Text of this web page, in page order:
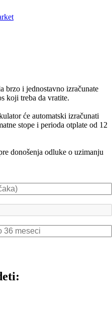
brzo i jednostavno izračunate
koji treba da vratite.
će automatski izračunati
stope i perioda otplate od 12
donošenja odluke o uzimanju